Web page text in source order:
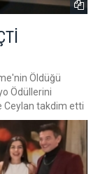
Öldüğü
Ödüllerini
Ceylan takdim etti